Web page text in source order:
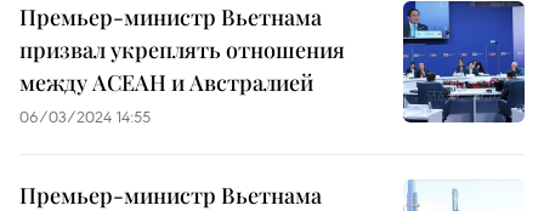
Премьер-министр Вьетнама
призвал укреплять отношения
между АСЕАН и Австралией
06/03/2024 14:55
Премьер-министр Вьетнама